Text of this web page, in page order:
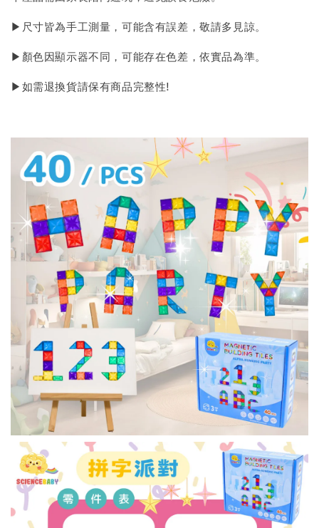
▶尺寸皆為手工測量，可能含有誤差，敬請多見諒。
▶顏色因顯示器不同，可能存在色差，依實品為準。
▶如需退換貨請保有商品完整性!